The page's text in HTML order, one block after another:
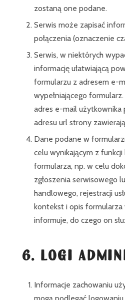
zostaną one podane.
Serwis może zapisać
połączenia (oznaczenie
Serwis, w niektórych
informację ułatwiającą
formularzu z adresem e-
wypełniającego
adres e-mail użytkownika
adresu url strony
Dane podane w
celu wynikającym z
formularza, np. w celu
zgłoszenia serwisowego
handlowego, rejestracji
kontekst i opis
informuje, do czego on
6. LOGI
Informacje zachowaniu
mogą podlegać